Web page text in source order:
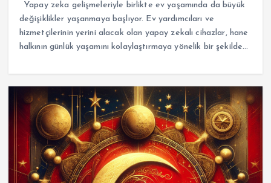
Yapay zeka gelişmeleriyle birlikte ev yaşamında da büyük
değişiklikler yaşanmaya başlıyor. Ev yardımcıları ve
hizmetçilerinin yerini alacak olan yapay zekalı cihazlar, hane
halkının günlük yaşamını kolaylaştırmaya yönelik bir şekilde…